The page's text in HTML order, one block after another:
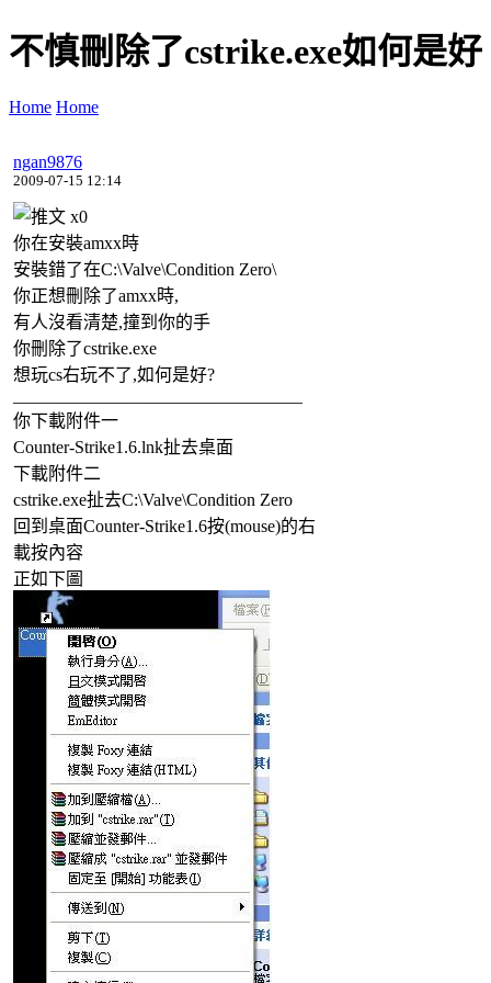
不慎刪除了cstrike.exe如何是好
Home Home
ngan9876
2009-07-15 12:14
x0
你在安裝amxx時
安裝錯了在C:\Valve\Condition Zero\
你正想刪除了amxx時,
有人沒看清楚,撞到你的手
你刪除了cstrike.exe
想玩cs右玩不了,如何是好?
你下載附件一
Counter-Strike1.6.lnk扯去桌面
下載附件二
cstrike.exe扯去C:\Valve\Condition Zero
回到桌面Counter-Strike1.6按(mouse)的右
載按內容
正如下圖